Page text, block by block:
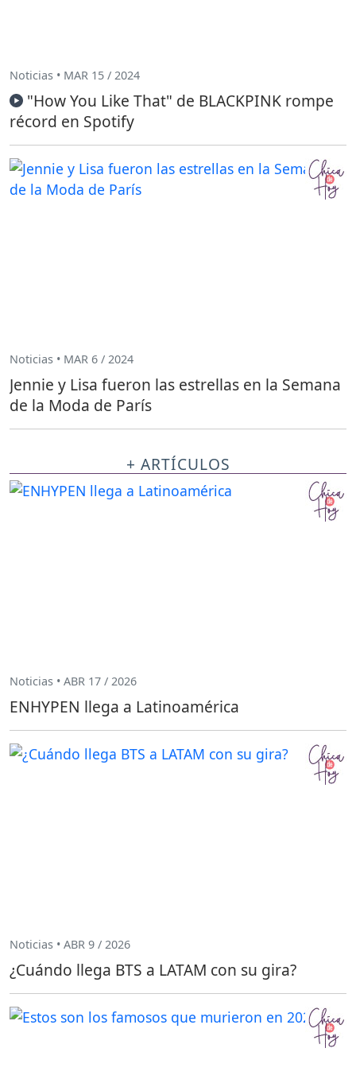
Noticias • MAR 15 / 2024
"How You Like That" de BLACKPINK rompe
récord en Spotify
Noticias • MAR 6 / 2024
Jennie y Lisa fueron las estrellas en la Semana
de la Moda de París
+ ARTÍCULOS
Noticias • ABR 17 / 2026
ENHYPEN llega a Latinoamérica
Noticias • ABR 9 / 2026
¿Cuándo llega BTS a LATAM con su gira?